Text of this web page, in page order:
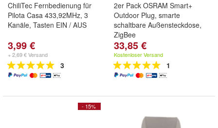
ChiliTec Fernbedienung für
Pilota Casa 433,92MHz, 3
Kanäle, Tasten EIN / AUS
3,99 €
+ 2,69 € Versand
3
2er Pack OSRAM Smart+
Outdoor Plug, smarte
schaltbare Außensteckdose,
ZigBee
33,85 €
Kostenloser Versand
1
- 15%